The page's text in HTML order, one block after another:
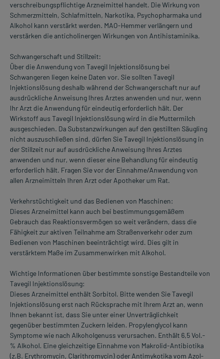
verschreibungspflichtige Arzneimittel handelt. Die Wirkung von
Schmerzmitteln, Schlafmitteln, Narkotika, Psychopharmaka und
Alkohol kann verstärkt werden. MAO-Hemmer verlängern und
verstärken die anticholinergen Wirkungen von Antihistaminika.
Schwangerschaft und Stillzeit:
Über die Anwendung von Tavegil Injektionslösung bei
Schwangeren liegen keine Daten vor. Sie sollten Tavegil
Injektionslösung deshalb während der Schwangerschaft nur auf
ausdrückliche Anweisung Ihres Arztes anwenden und nur, wenn
Ihr Arzt die Anwendung für eindeutig erforderlich hält. Der
Wirkstoff aus Tavegil Injektionslösung wird in die Muttermilch
ausgeschieden. Da Substanzwirkungen auf den gestillten Säugling
nicht auszuschließen sind, dürfen Sie Tavegil Injektionslösung in
der Stillzeit nur auf ausdrückliche Anweisung Ihres Arztes
anwenden und nur, wenn dieser eine Behandlung für eindeutig
erforderlich hält. Fragen Sie vor der Einnahme/Anwendung von
allen Arzneimitteln Ihren Arzt oder Apotheker um Rat.
Verkehrstüchtigkeit und das Bedienen von Maschinen:
Dieses Arzneimittel kann auch bei bestimmungsgemäßem
Gebrauch das Reaktionsvermögen so weit verändern, dass die
Fähigkeit zur aktiven Teilnahme am Straßenverkehr oder zum
Bedienen von Maschinen beeinträchtigt wird. Dies gilt in
verstärktem Maße im Zusammenwirken mit Alkohol.
Wichtige Informationen über bestimmte sonstige Bestandteile von
Tavegil Injektionslösung:
Dieses Arzneimittel enthält Sorbitol. Bitte wenden Sie Tavegil
Injektionslösung erst nach Rücksprache mit Ihrem Arzt an, wenn
Ihnen bekannt ist, dass Sie unter einer Unverträglichkeit
gegenüber bestimmten Zuckern leiden. Propylenglycol kann
Symptome wie nach Alkoholgenuss verursachen. Enthält 6,5 Vol.-
% Alkohol. Eine gleichzeitige Einnahme von Makrolid-Antibiotika
(z.B. Erythromycin, Clarithromycin) oder Antimykotika vom Azol-